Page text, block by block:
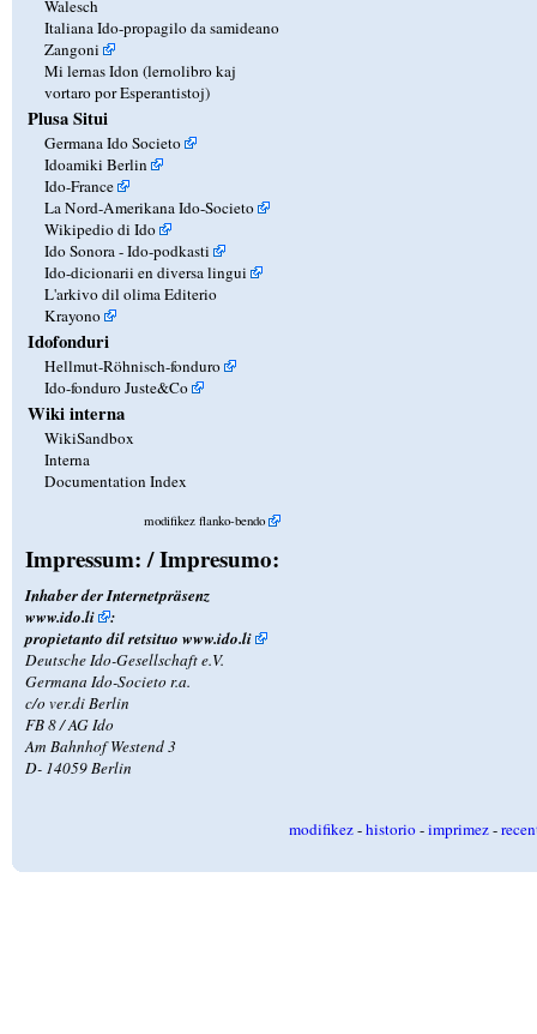
Walesch
Italiana Ido-propagilo da samideano
Zangoni
Mi lernas Idon (lernolibro kaj
vortaro por Esperantistoj)
Plusa Situi
Germana Ido Societo
Idoamiki Berlin
Ido-France
La Nord-Amerikana Ido-Societo
Wikipedio di Ido
Ido Sonora - Ido-podkasti
Ido-dicionarii en diversa lingui
L'arkivo dil olima Editerio
Krayono
Idofonduri
Hellmut-Röhnisch-fonduro
Ido-fonduro Juste&Co
Wiki interna
WikiSandbox
Interna
Documentation Index
modifikez flanko-bendo
Impressum: / Impresumo:
Inhaber der Internetpräsenz
www.ido.li
:
propietanto dil retsituo www.ido.li
Deutsche Ido-Gesellschaft e.V.
Germana Ido-Societo r.a.
c/o ver.di Berlin
FB 8 / AG Ido
Am Bahnhof Westend 3
D- 14059 Berlin
modifikez-historio-imprimez-